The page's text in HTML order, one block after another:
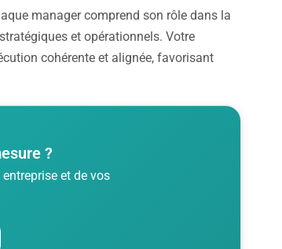
manager comprend son rôle dans la
et opérationnels. Votre
cohérente et alignée, favorisant
?
et de vos